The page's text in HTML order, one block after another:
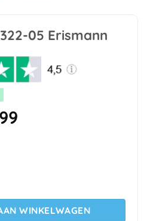
05 Erismann
Huidige
aantal
WINKELWAGEN